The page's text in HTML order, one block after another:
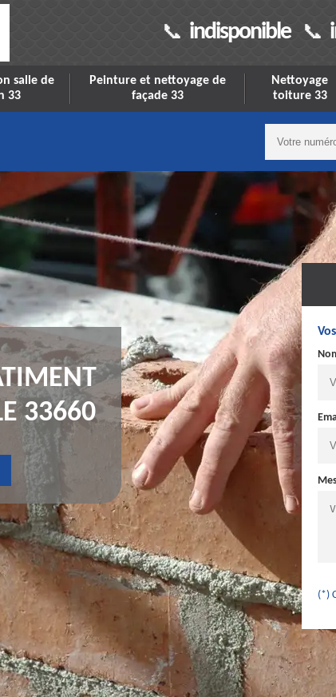
indisponible
salle de
33
Peinture et nettoyage de
façade 33
Nettoyage
toiture 33
33660
(*)